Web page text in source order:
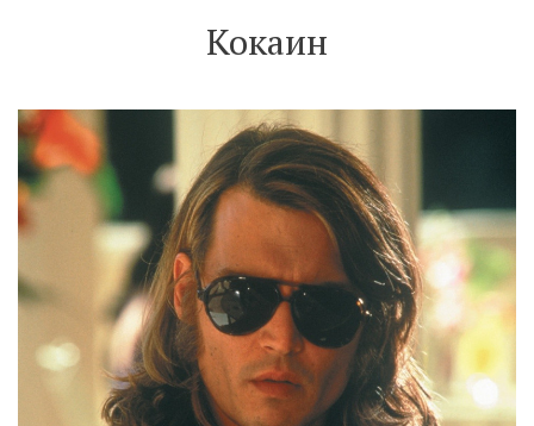
Кокаин